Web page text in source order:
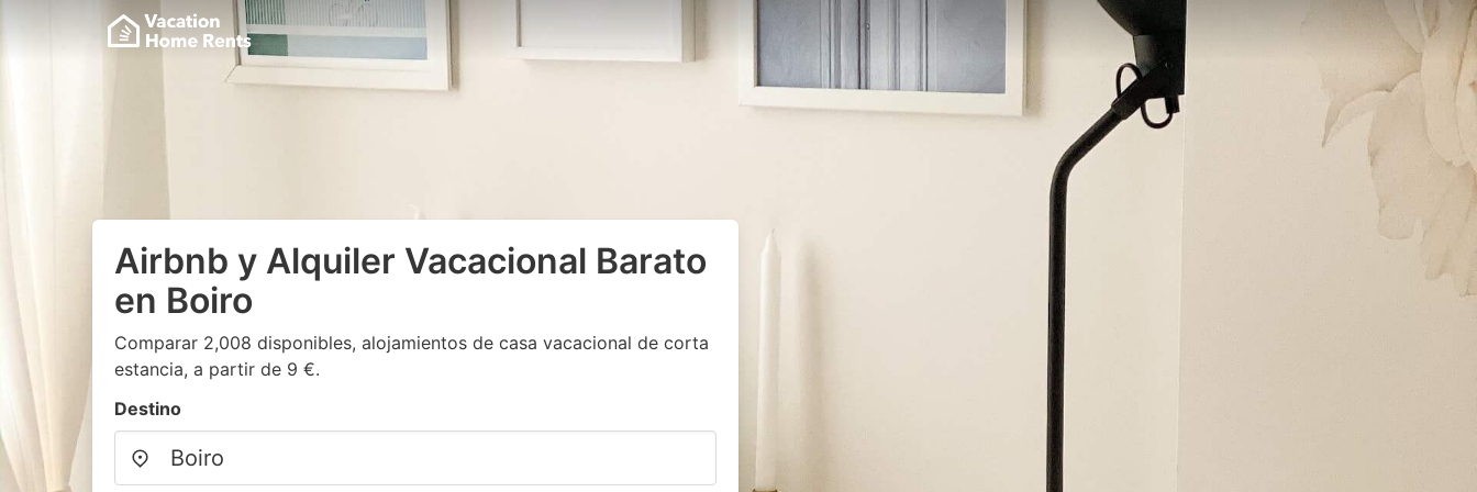
Airbnb y Alquiler Vacacional Barato
en Boiro
Comparar 2,008 disponibles, alojamientos de casa vacacional de corta
estancia, a partir de 9 €.
Destino